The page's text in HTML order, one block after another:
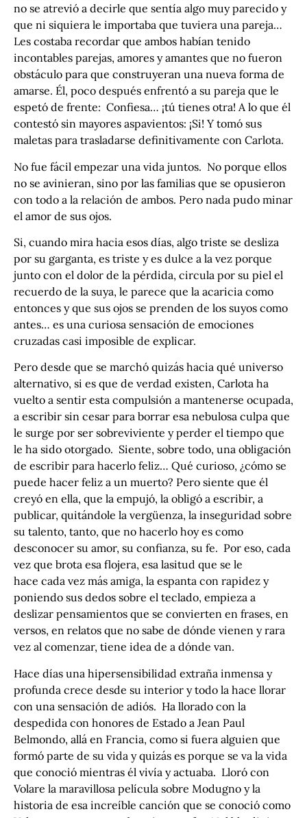
no se atrevió a decirle que sentía algo muy parecido y
que ni siquiera le importaba que tuviera una pareja…
Les costaba recordar que ambos habían tenido
incontables parejas, amores y amantes que no fueron
obstáculo para que construyeran una nueva forma de
amarse. Él, poco después enfrentó a su pareja que le
espetó de frente: Confiesa… ¡tú tienes otra! A lo que él
contestó sin mayores aspavientos: ¡Si! Y tomó sus
maletas para trasladarse definitivamente con Carlota.
No fue fácil empezar una vida juntos. No porque ellos
no se avinieran, sino por las familias que se opusieron
con todo a la relación de ambos. Pero nada pudo minar
el amor de sus ojos.
Si, cuando mira hacia esos días, algo triste se desliza
por su garganta, es triste y es dulce a la vez porque
junto con el dolor de la pérdida, circula por su piel el
recuerdo de la suya, le parece que la acaricia como
entonces y que sus ojos se prenden de los suyos como
antes… es una curiosa sensación de emociones
cruzadas casi imposible de explicar.
Pero desde que se marchó quizás hacia qué universo
alternativo, si es que de verdad existen, Carlota ha
vuelto a sentir esta compulsión a mantenerse ocupada,
a escribir sin cesar para borrar esa nebulosa culpa que
le surge por ser sobreviviente y perder el tiempo que
le ha sido otorgado. Siente, sobre todo, una obligación
de escribir para hacerlo feliz… Qué curioso, ¿cómo se
puede hacer feliz a un muerto? Pero siente que él
creyó en ella, que la empujó, la obligó a escribir, a
publicar, quitándole la vergüenza, la inseguridad sobre
su talento, tanto, que no hacerlo hoy es como
desconocer su amor, su confianza, su fe. Por eso, cada
vez que brota esa flojera, esa lasitud que se le
hace cada vez más amiga, la espanta con rapidez y
poniendo sus dedos sobre el teclado, empieza a
deslizar pensamientos que se convierten en frases, en
versos, en relatos que no sabe de dónde vienen y rara
vez al comenzar, tiene idea de a dónde van.
Hace días una hipersensibilidad extraña inmensa y
profunda crece desde su interior y todo la hace llorar
con una sensación de adiós. Ha llorado con la
despedida con honores de Estado a Jean Paul
Belmondo, allá en Francia, como si fuera alguien que
formó parte de su vida y quizás es porque se va la vida
que conoció mientras él vivía y actuaba. Lloró con
Volare la maravillosa película sobre Modugno y la
historia de esa increíble canción que se conoció como